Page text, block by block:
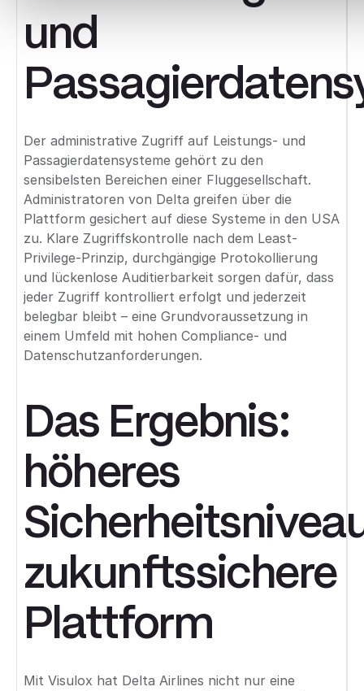
und
Der administrative Zugriff auf Leistungs- und
Passagierdatensysteme gehört zu den
sensibelsten Bereichen einer Fluggesellschaft.
Administratoren von Delta greifen über die
Plattform gesichert auf diese Systeme in den USA
zu. Klare Zugriffskontrolle nach dem Least-
Privilege-Prinzip, durchgängige Protokollierung
und lückenlose Auditierbarkeit sorgen dafür, dass
jeder Zugriff kontrolliert erfolgt und jederzeit
belegbar bleibt – eine Grundvoraussetzung in
einem Umfeld mit hohen Compliance- und
Datenschutzanforderungen.
Das Ergebnis:
höheres
zukunftssichere
Plattform
Mit Visulox hat Delta Airlines nicht nur eine